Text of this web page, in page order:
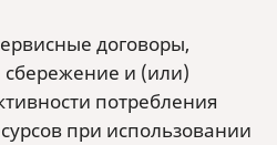
договоры,
и (или)
потребления
при использовании